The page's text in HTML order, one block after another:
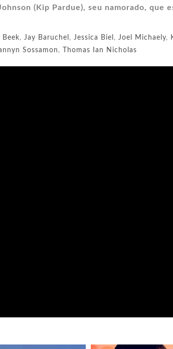
(Kip Pardue), seu namorado, que
Beek, Jay Baruchel , Jessica Biel , Joel Michaely,
Sossamon , Thomas Ian Nicholas